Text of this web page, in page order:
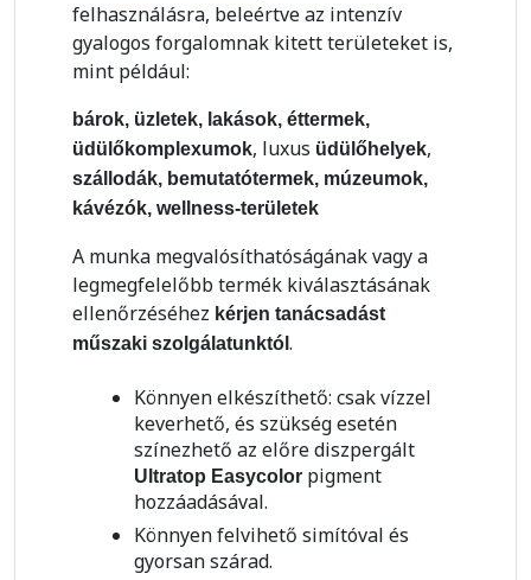
felhasználásra, beleértve az intenzív
gyalogos forgalomnak kitett területeket is,
mint például:
bárok, üzletek, lakások, éttermek,
üdülőkomplexumok, luxus üdülőhelyek,
szállodák, bemutatótermek, múzeumok,
kávézók, wellness-területek
A munka megvalósíthatóságának vagy a
legmegfelelőbb termék kiválasztásának
ellenőrzéséhez kérjen tanácsadást
műszaki szolgálatunktól .
Könnyen elkészíthető: csak vízzel
keverhető, és szükség esetén
színezhető az előre diszpergált
Ultratop Easycolor pigment
hozzáadásával.
Könnyen felvihető simítóval és
gyorsan szárad.